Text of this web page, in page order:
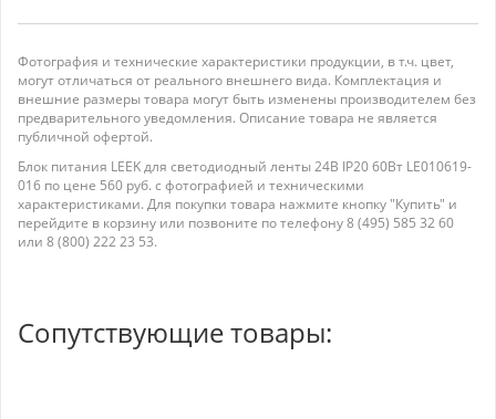
Фотография и технические характеристики продукции, в т.ч. цвет,
могут отличаться от реального внешнего вида. Комплектация и
внешние размеры товара могут быть изменены производителем без
предварительного уведомления. Описание товара не является
публичной офертой.
Блок питания LEEK для светодиодный ленты 24В IP20 60Вт LE010619-
016 по цене 560 руб. с фотографией и техническими
характеристиками. Для покупки товара нажмите кнопку "Купить" и
перейдите в корзину или позвоните по телефону 8 (495) 585 32 60
или 8 (800) 222 23 53.
Сопутствующие товары: